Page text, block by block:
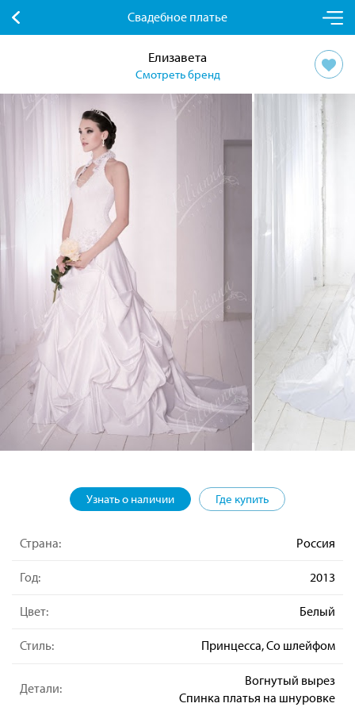
Свадебное платье
Елизавета
Смотреть бренд
Узнать о наличии Где купить
Страна: Россия
Год: 2013
Цвет: Белый
Стиль: Принцесса, Со шлейфом
Детали:
Вогнутый вырез
Спинка платья на шнуровке